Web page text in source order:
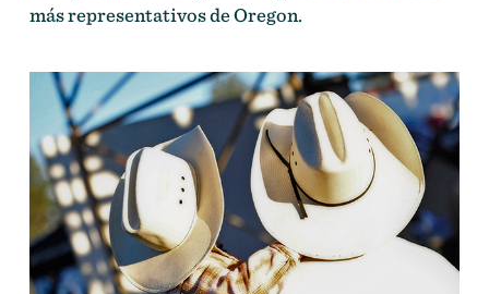
más representativos de Oregon.